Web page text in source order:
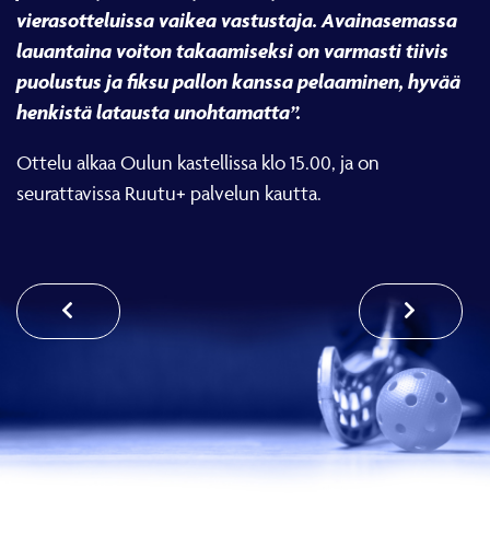
vierasotteluissa vaikea vastustaja. Avainasemassa
lauantaina voiton takaamiseksi on varmasti tiivis
puolustus ja fiksu pallon kanssa pelaaminen, hyvää
henkistä latausta unohtamatta”.
Ottelu alkaa Oulun kastellissa klo 15.00, ja on
seurattavissa Ruutu+ palvelun kautta.